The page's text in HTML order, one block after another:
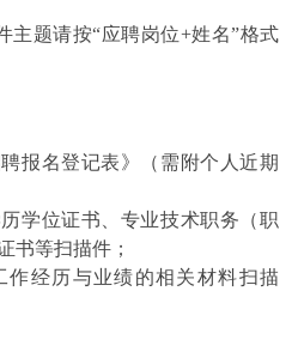
主题请按“应聘岗位+姓名”格式
报名登记表》（需附个人近期
学位证书、专业技术职务（职
书等扫描件；
作经历与业绩的相关材料扫描